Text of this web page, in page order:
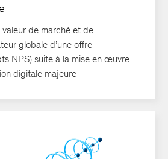
de marché et de
globale d’une offre
NPS) suite à la mise en œuvre
digitale majeure